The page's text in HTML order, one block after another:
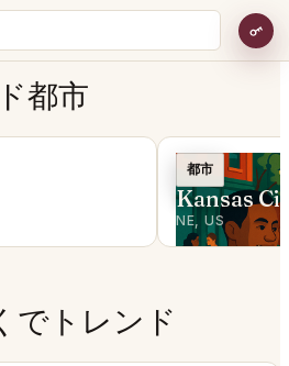
都市
都市
Kansas
NE, US
でトレンド